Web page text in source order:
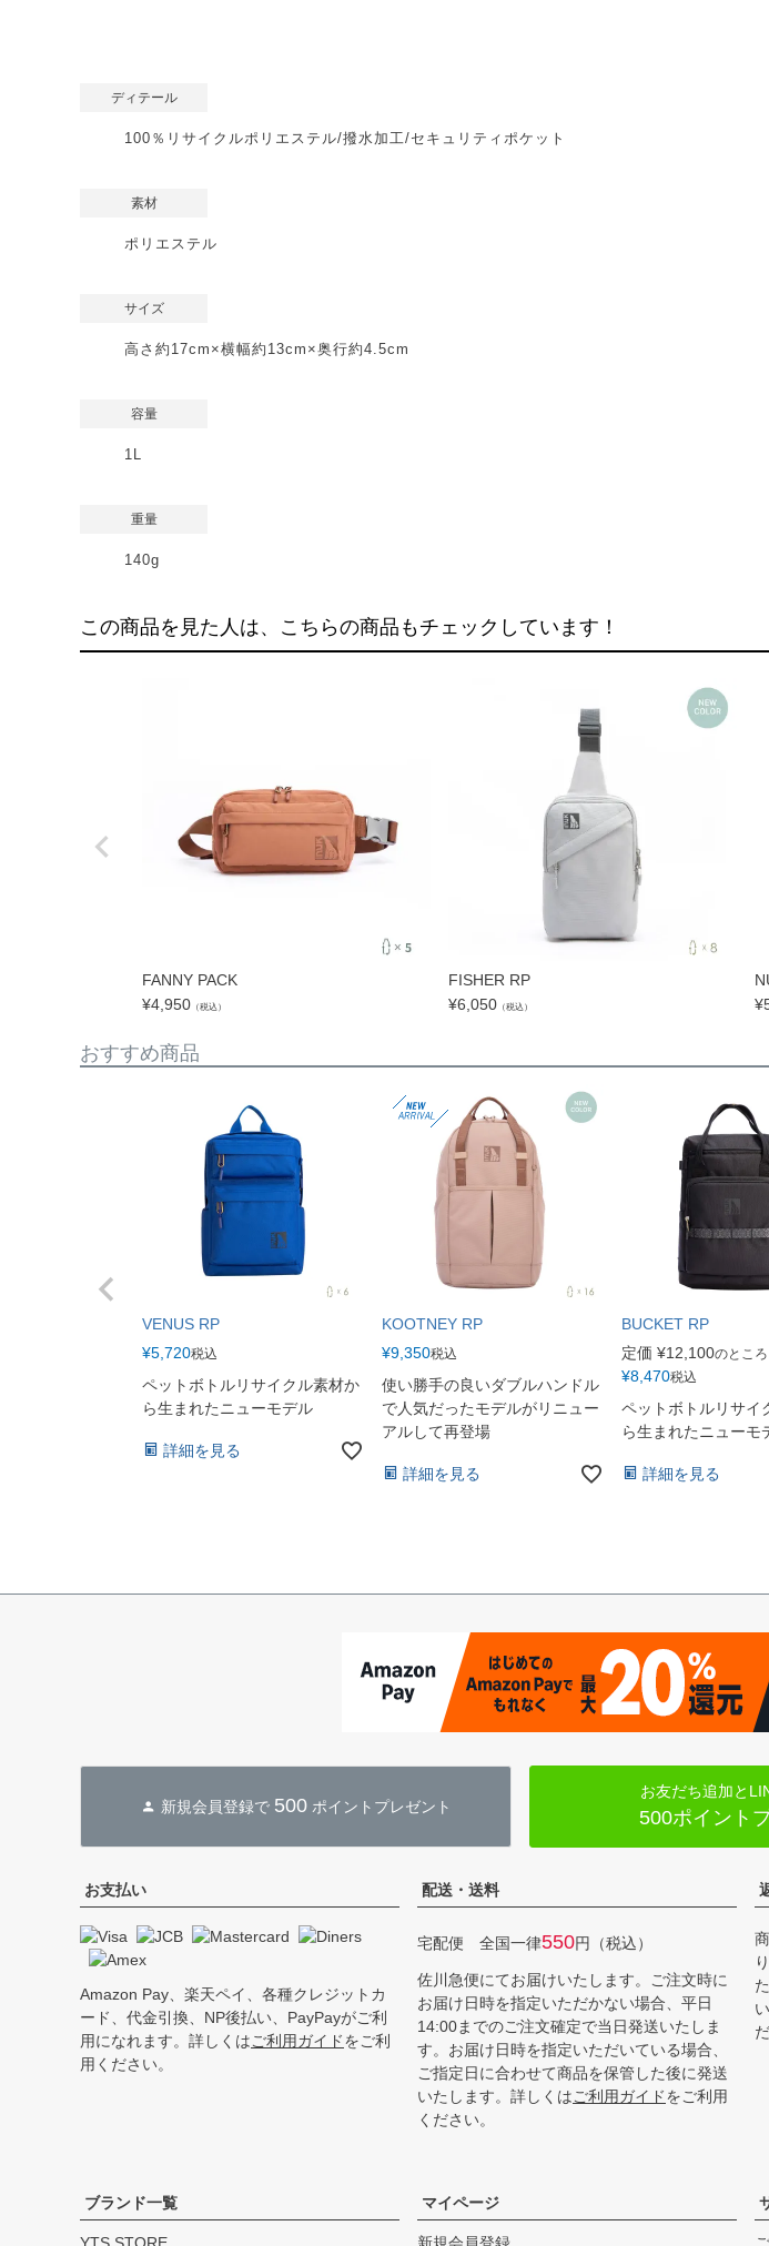
ディテール
100％リサイクルポリエステル/撥水加工/セキュリティポケット
素材
ポリエステル
サイズ
高さ約17cm×横幅約13cm×奥行約4.5cm
容量
1L
重量
140g
この商品を見た人は、こちらの商品もチェックしています！
FANNY PACK
¥4,950 （税込）
FISHER RP
¥6,050 （税込）
¥
おすすめ商品
VENUS RP
¥5,720税込
ペットボトルリサイクル素材か
ら生まれたニューモデル
詳細を見る
KOOTNEY RP
¥9,350税込
使い勝手の良いダブルハンドル
で人気だったモデルがリニュー
アルして再登場
詳細を見る
BUCKET RP
定価 ¥12,100のところ
¥8,470税込
ペットボトルリサイ
ら生まれたニューモ
詳細を見る
新規会員登録で 500ポイントプレゼント
お友だち追加と
500ポイント
お支払い
Amazon Pay、楽天ペイ、各種クレジットカ
ード、代金引換、NP後払い、PayPayがご利
用になれます。詳しくはご利用ガイドをご利
用ください。
配送・送料
宅配便 全国一律550円（税込）
佐川急便にてお届けいたします。ご注文時に
お届け日時を指定いただかない場合、平日
14:00までのご注文確定で当日発送いたしま
す。お届け日時を指定いただいている場合、
ご指定日に合わせて商品を保管した後に発送
いたします。詳しくはご利用ガイドをご利用
ください。
ブランド一覧
YTS STORE
マイページ
新規会員登録